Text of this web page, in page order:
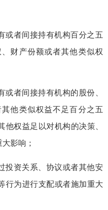
或者间接持有机构百分之五
财产份额或者其他类似权
或者间接持有机构的股份、
他类似权益不足百分之五
权益足以对机构的决策、
影响；
投资关系、协议或者其他安
行为进行支配或者施加重大